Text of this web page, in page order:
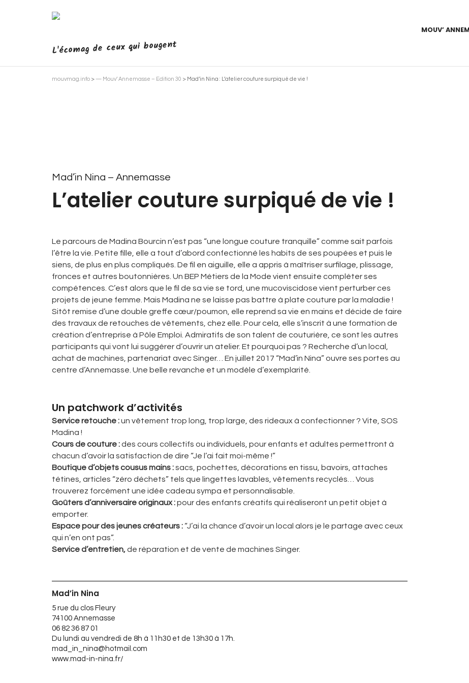
L'écomag de ceux qui bougent
MOUV’
mouvmag.info >— Mouv’ Annemasse – Edition 30 > Mad’in Nina : L’atelier couture surpiqué de vie !
Mad’in Nina – Annemasse
L’atelier couture surpiqué de vie !
Le parcours de Madina Bourcin n’est pas “une longue couture tranquille” comme sait parfois
l’être la vie. Petite fille, elle a tout d’abord confectionné les habits de ses poupées et puis le
siens, de plus en plus compliqués. De fil en aiguille, elle a appris à maîtriser surfilage, plissage,
fronces et autres boutonnières. Un BEP Métiers de la Mode vient ensuite compléter ses
compétences. C’est alors que le fil de sa vie se tord, une mucoviscidose vient perturber ces
projets de jeune femme. Mais Madina ne se laisse pas battre à plate couture par la maladie !
Sitôt remise d’une double greffe cœur/poumon, elle reprend sa vie en mains et décide de faire
des travaux de retouches de vêtements, chez elle. Pour cela, elle s’inscrit à une formation de
création d’entreprise à Pôle Emploi. Admiratifs de son talent de couturière, ce sont les autres
participants qui vont lui suggérer d’ouvrir un atelier. Et pourquoi pas ? Recherche d’un local,
achat de machines, partenariat avec Singer… En juillet 2017 “Mad’in Nina” ouvre ses portes au
centre d’Annemasse. Une belle revanche et un modèle d’exemplarité.
Un patchwork d’activités
Service retouche :un vêtement trop long, trop large, des rideaux à confectionner ? Vite, SOS
Madina !
Cours de couture :des cours collectifs ou individuels, pour enfants et adultes permettront à
chacun d’avoir la satisfaction de dire “Je l’ai fait moi-même !”
Boutique d’objets cousus mains :sacs, pochettes, décorations en tissu, bavoirs, attaches
tétines, articles “zéro déchets” tels que lingettes lavables, vêtements recyclés… Vous
trouverez forcément une idée cadeau sympa et personnalisable.
Goûters d’anniversaire originaux :pour des enfants créatifs qui réaliseront un petit objet à
emporter.
Espace pour des jeunes créateurs :“J’ai la chance d’avoir un local alors je le partage avec ceux
qui n’en ont pas”.
Service d’entretien,de réparation et de vente de machines Singer.
Mad’in Nina
5 rue du clos Fleury
74100 Annemasse
06 82 36 87 01
Du lundi au vendredi de 8h à 11h30 et de 13h30 à 17h.
mad_in_nina@hotmail.com
www.mad-in-nina.fr/